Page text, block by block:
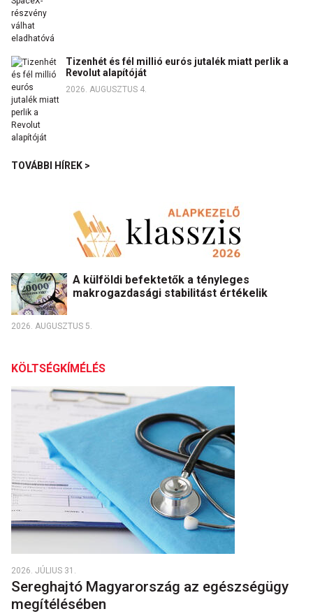
Tizenhét és fél millió eurós jutalék miatt perlik a
Revolut alapítóját
2026. AUGUSZTUS 4.
TOVÁBBI HÍREK >
A külföldi befektetők a tényleges
makrogazdasági stabilitást értékelik
2026. AUGUSZTUS 5.
KÖLTSÉGKÍMÉLÉS
2026. JÚLIUS 31.
Sereghajtó Magyarország az egészségügy
megítélésében